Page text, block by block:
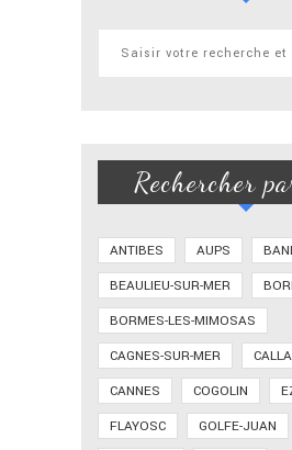
Rechercher
ANTIBES AUPS
BEAULIEU-SUR-MER
BORMES-LES-MIMOSAS
CAGNES-SUR-MER
CANNES
COGOLIN
FLAYOSC
GOLFE-JUAN